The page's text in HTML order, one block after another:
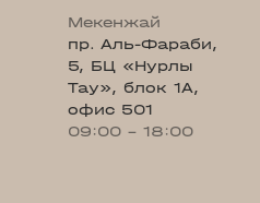
Мекенжай
пр. Аль-Фараби,
5, БЦ «Нурлы
Тау», блок 1А,
офис 501
09:00 - 18:00